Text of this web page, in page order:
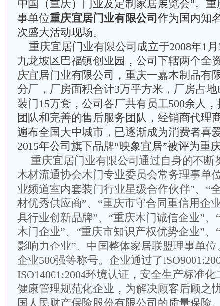
中国（重庆）门业及定制家居展览会”。 重
事单位重庆宜居门业有限公司 作为 国内知
次盛大活动现场。
重庆宜居门业有限公司成立于2008年1
九龙坡区巴福镇创业园，公司下辖两个全
庆宜居门业有限公司，重庆一嘉木制品有
分厂，厂房面积合计3万平方米，厂房占
装门15万套，公司各厂共有员工500余人
团队和完善的售后服务团队，经销商代理
遍布全国大中城市，已逐渐成为消费者喜
2015年公司旗下品牌“映象宜居”被评为重
重庆宜居门业有限公司通过自身的不断
木材流通协会木门专业委员会常务理事单
业频道室内套装门行业星级合作伙伴”、“
材优秀供应商”、“重庆市守合同重信用企
具行业创新品牌”、“重庆木门诚信企业”
木门企业”、“重庆市知识产权优势企业”、
影响力企业”、中国整体家居联盟理事单
企业500强等称号。企业通过了
ISO14001:2004环境认证，安全生产标准
健康管理规范化企业，为解决顾客后顾之
国人民财产保险股份有限公司的质量保险